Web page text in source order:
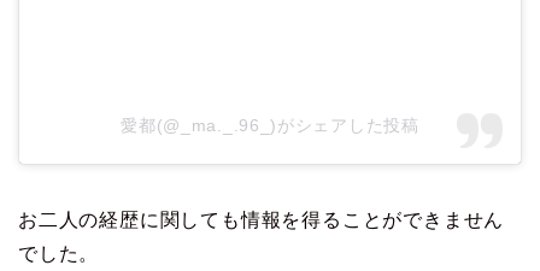
愛都(@_ma._.96_)がシェアした投稿
お二人の経歴に関しても情報を得ることができません
でした。